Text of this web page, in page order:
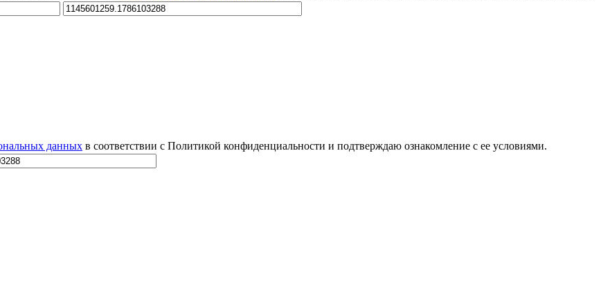
данных в соответствии с Политикой конфиденциальности и подтверждаю ознакомление с ее условиями.